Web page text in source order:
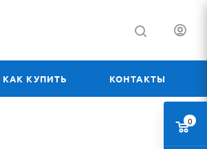
КАК КУПИТЬ КОНТАКТЫ
0